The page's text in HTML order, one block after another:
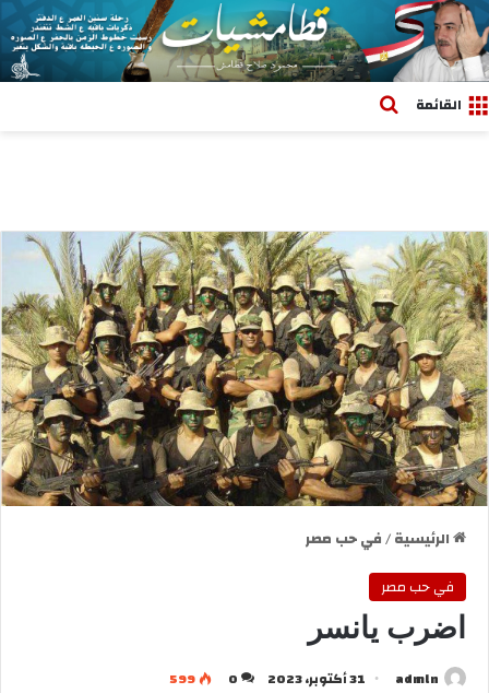
القائمة
الرئيسية/في حب مصر
في حب مصر
اضرب يانسر
admln 31 أكتوبر، 2023 0
599